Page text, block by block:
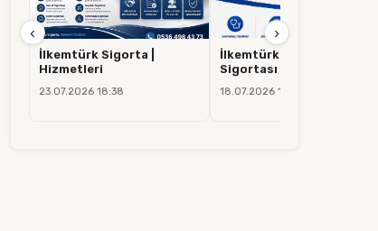
İlkemtürk Sigorta |
Hizmetleri
23.07.2026 18:38
İlkemtürk Sigorta | Sağlık
Sigortası
18.07.2026 14:37
‹ ›